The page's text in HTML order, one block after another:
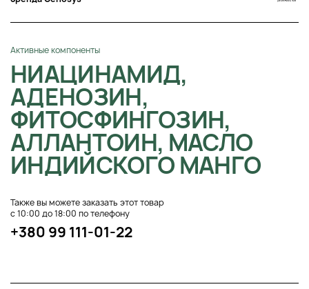
Активные компоненты
НИАЦИНАМИД,
АДЕНОЗИН,
ФИТОСФИНГОЗИН,
АЛЛАНТОИН, МАСЛО
ИНДИЙСКОГО МАНГО
Также вы можете заказать этот товар
с 10:00 до 18:00 по телефону
+380 99 111-01-22